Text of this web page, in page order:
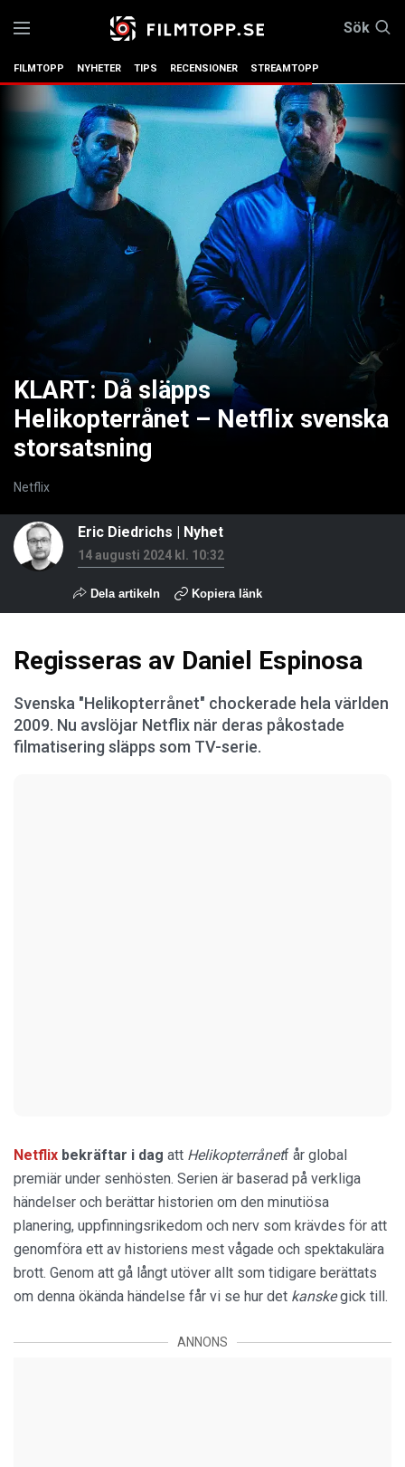
Sök
FILMTOPP NYHETER TIPS RECENSIONER STREAMTOPP
KLART: Då släpps
Helikopterrånet – Netflix svenska
storsatsning
Netflix
Eric Diedrichs | Nyhet
14 augusti 2024 kl. 10:32
Dela artikeln Kopiera länk
Regisseras av Daniel Espinosa
Svenska "Helikopterrånet" chockerade hela världen
2009. Nu avslöjar Netflix när deras påkostade
filmatisering släpps som TV-serie.
Netflix bekräftar i dag att Helikopterrånetf år global
premiär under senhösten. Serien är baserad på verkliga
händelser och berättar historien om den minutiösa
planering, uppfinningsrikedom och nerv som krävdes för att
genomföra ett av historiens mest vågade och spektakulära
brott. Genom att gå långt utöver allt som tidigare berättats
om denna ökända händelse får vi se hur det kanskegick till.
ANNONS